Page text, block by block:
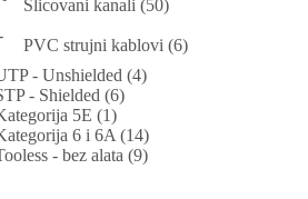
Šlicovani kanali (50)
PVC strujni kablovi (6)
- Unshielded (4)
- Shielded (6)
5E (1)
6 i 6A (14)
- bez alata (9)